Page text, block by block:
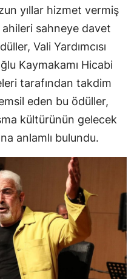
yıllar hizmet vermiş
ahileri sahneye davet
Vali Yardımcısı
Kaymakamı Hicabi
tarafından takdim
eden bu ödüller,
kültürünün gelecek
anlamlı bulundu.